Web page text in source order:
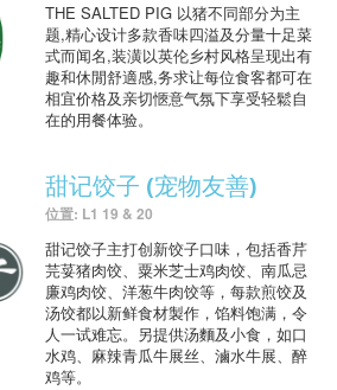
THE SALTED PIG 以猪不同部分为主
题,精心设计多款香味四溢及分量十足菜
式而闻名,装潢以英伦乡村风格呈现出有
趣和休閒舒適感,务求让每位食客都可在
相宜价格及亲切愜意气氛下享受轻鬆自
在的用餐体验。
甜记饺子 (宠物友善)
位置: L1 19 & 20
甜记饺子主打创新饺子口味，包括香芹
芫荽猪肉饺、粟米芝士鸡肉饺、南瓜忌
廉鸡肉饺、洋葱牛肉饺等，每款煎饺及
汤饺都以新鲜食材製作，馅料饱满，令
人一试难忘。另提供汤麵及小食，如口
水鸡、麻辣青瓜牛展丝、滷水牛展、醉
鸡等。